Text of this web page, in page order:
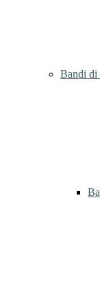
Bandi di